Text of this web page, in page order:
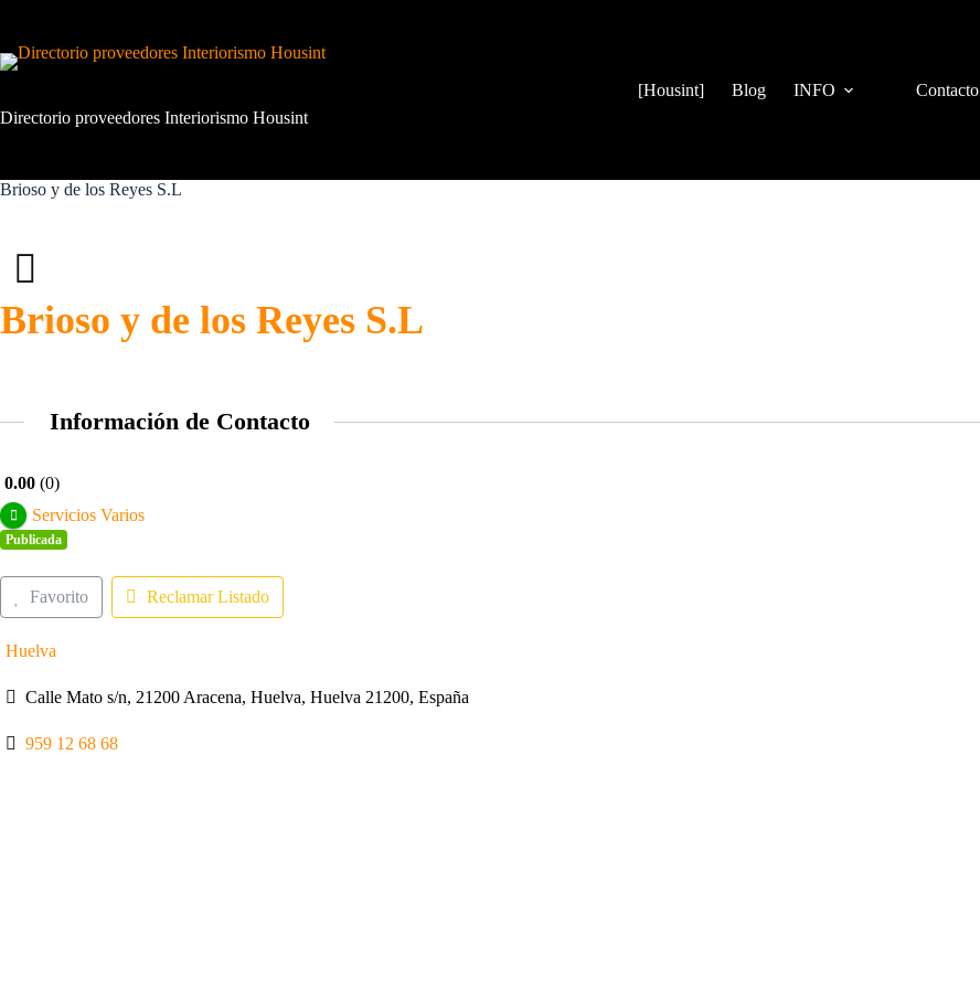
contenido
Directorio proveedores Interiorismo Housint
[Housint] Blog INFO Contacto
Brioso y de los Reyes S.L
Brioso y de los Reyes S.L
Información de Contacto
0.00 0
Servicios Varios
Publicada
Favorito Reclamar Listado
Huelva
Calle Mato s/n, 21200 Aracena, Huelva, Huelva 21200, España
959 12 68 68